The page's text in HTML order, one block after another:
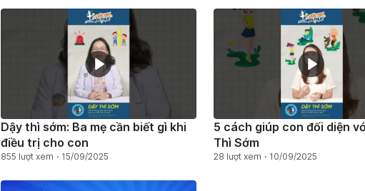
Dậy thì sớm: Ba mẹ cần biết gì khi
điều trị cho con
855 lượt xem 15/09/2025
5 cách giúp con đối diện
Thì Sớm
28 lượt xem 10/09/2025